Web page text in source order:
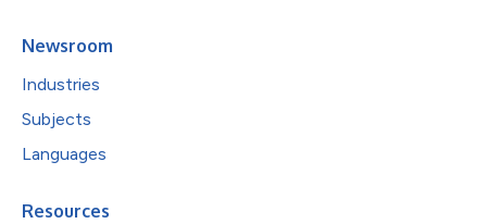
Newsroom
Industries
Subjects
Languages
Resources